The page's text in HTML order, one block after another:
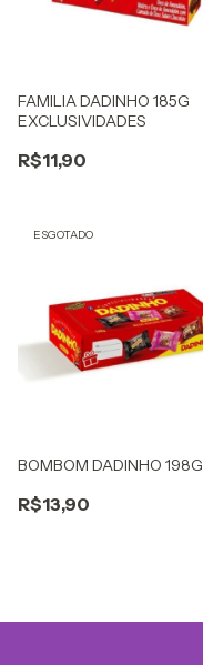
FAMILIA DADINHO 185G
EXCLUSIVIDADES
R$11,90
ESGOTADO
BOMBOM DADINHO 198G
R$13,90